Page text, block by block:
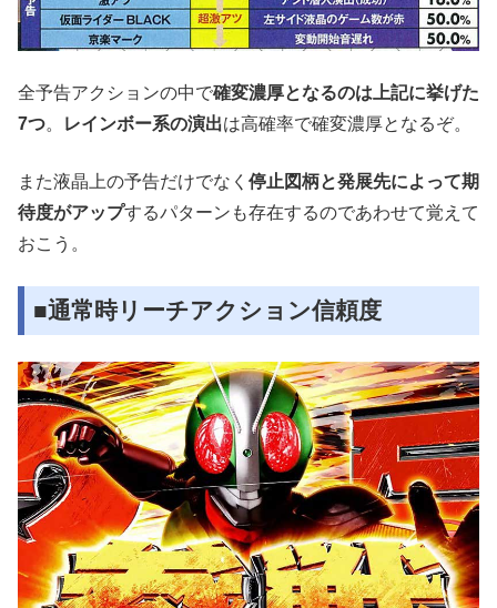
全予告アクションの中で確変濃厚となるのは上記に挙げた
7つ。 レインボー系の演出は高確率で確変濃厚となるぞ。
また液晶上の予告だけでなく 停止図柄と発展先によって期
待度がアップするパターンも存在するのであわせて覚えて
おこう。
■通常時リーチアクション信頼度